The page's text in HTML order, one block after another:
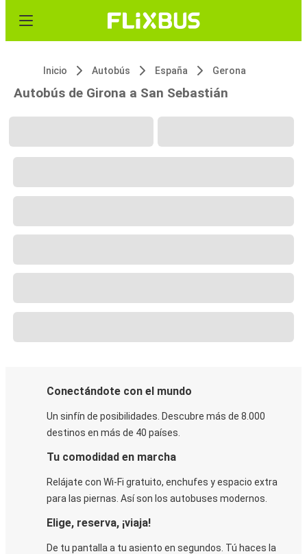
Inicio Autobús España Gerona
Autobús de Girona a San Sebastián
Conectándote con el mundo
Un sinfín de posibilidades. Descubre más de 8.000
destinos en más de 40 países.
Tu comodidad en marcha
Relájate con Wi-Fi gratuito, enchufes y espacio extra
para las piernas. Así son los autobuses modernos.
Elige, reserva, ¡viaja!
De tu pantalla a tu asiento en segundos. Tú haces la